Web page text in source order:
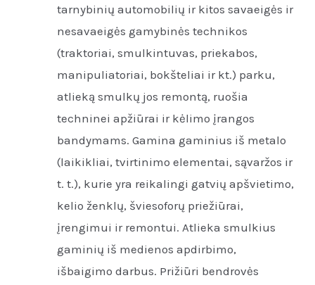
tarnybinių automobilių ir kitos savaeigės ir
nesavaeigės gamybinės technikos
(traktoriai, smulkintuvas, priekabos,
manipuliatoriai, bokšteliai ir kt.) parku,
atlieką smulkų jos remontą, ruošia
techninei apžiūrai ir kėlimo įrangos
bandymams. Gamina gaminius iš metalo
(laikikliai, tvirtinimo elementai, sąvaržos ir
t. t.), kurie yra reikalingi gatvių apšvietimo,
kelio ženklų, šviesoforų priežiūrai,
įrengimui ir remontui. Atlieka smulkius
gaminių iš medienos apdirbimo,
išbaigimo darbus. Prižiūri bendrovės